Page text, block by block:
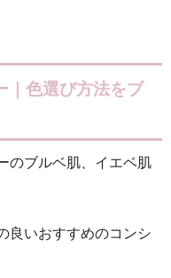
｜色選び方法をブ
のブルベ肌、イエベ肌
良いおすすめのコンシ